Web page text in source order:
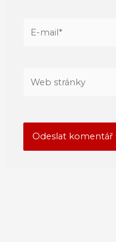
mail*
stránky